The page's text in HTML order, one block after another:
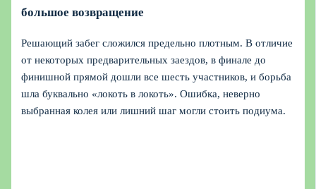
большое возвращение
Решающий забег сложился предельно плотным. В отличие
от некоторых предварительных заездов, в финале до
финишной прямой дошли все шесть участников, и борьба
шла буквально «локоть в локоть». Ошибка, неверно
выбранная колея или лишний шаг могли стоить подиума.